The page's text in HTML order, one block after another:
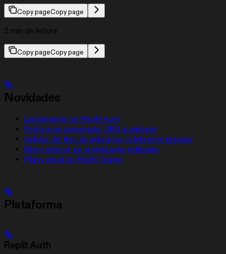
Copy pageCopy page
2 min de leitura
Copy pageCopy page
Novidades
Lançamento do Replit Auth
Política de suspensão UBB atualizada
Seletor de tipo de aplicativo totalmente lançado
Novo seletor de organização unificado
Plano anual do Replit Teams
Plataforma
Replit Auth